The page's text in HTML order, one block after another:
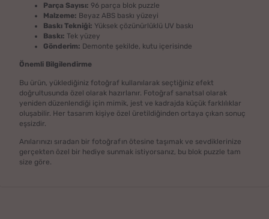
Parça Sayısı: 96 parça blok puzzle
Malzeme: Beyaz ABS baskı yüzeyi
Baskı Tekniği: Yüksek çözünürlüklü UV baskı
Baskı: Tek yüzey
Gönderim: Demonte şekilde, kutu içerisinde
Önemli Bilgilendirme
Bu ürün, yüklediğiniz fotoğraf kullanılarak seçtiğiniz efekt
doğrultusunda özel olarak hazırlanır. Fotoğraf sanatsal olarak
yeniden düzenlendiği için mimik, jest ve kadrajda küçük farklılıklar
oluşabilir. Her tasarım kişiye özel üretildiğinden ortaya çıkan sonuç
eşsizdir.
Anılarınızı sıradan bir fotoğrafın ötesine taşımak ve sevdiklerinize
gerçekten özel bir hediye sunmak istiyorsanız, bu blok puzzle tam
size göre.